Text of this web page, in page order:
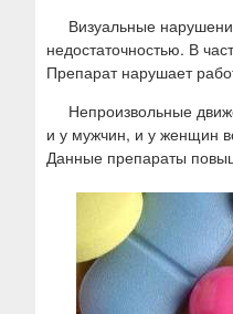
Визуальные
недостаточностью. В
Препарат нарушает
Непроизвольные
и у мужчин, и у женщин
Данные препараты